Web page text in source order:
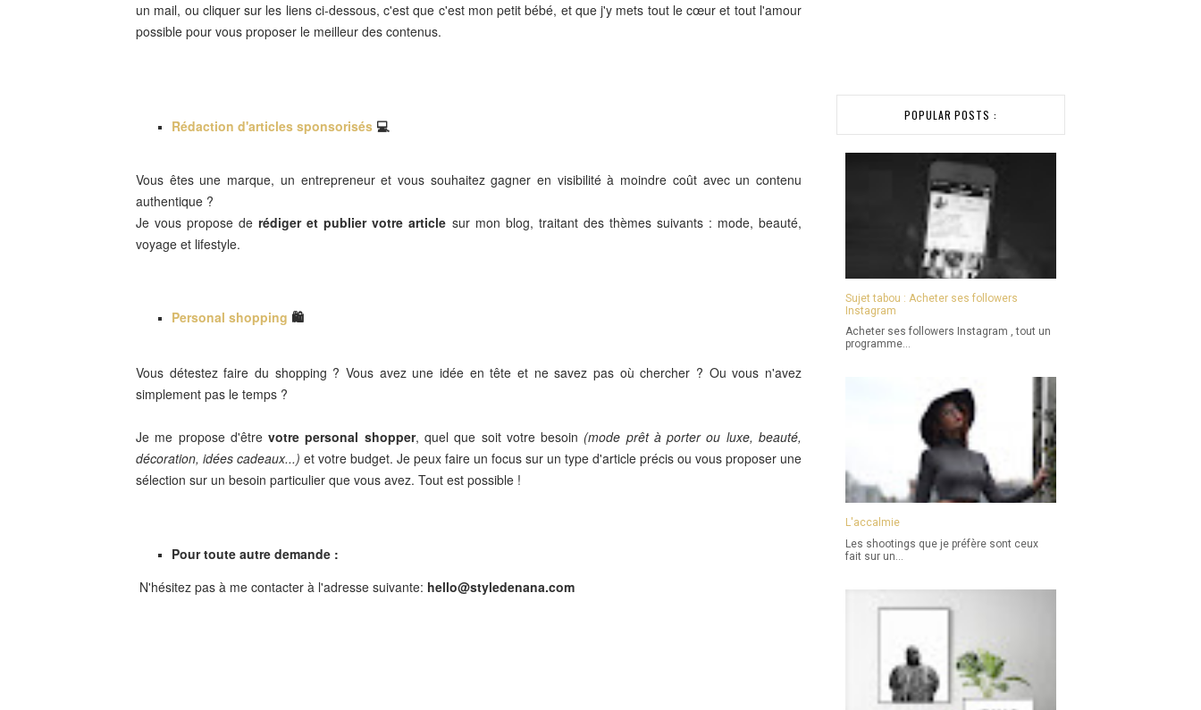
un mail, ou cliquer sur les liens ci-dessous, c'est que c'est mon petit bébé, et que j'y mets tout le cœur et tout l'amour
possible pour vous proposer le meilleur des contenus.
Rédaction d'articles sponsorisés 💻
Vous êtes une marque, un entrepreneur et vous souhaitez gagner en visibilité à moindre coût avec un contenu
authentique ?
Je vous propose derédiger et publier votre article sur mon blog, traitant des thèmes suivants : mode, beauté,
voyage et lifestyle.
Personal shopping 🛍
Vous détestez faire du shopping ? Vous avez une idée en tête et ne savez pas où chercher ? Ou vous n'avez
simplement pas le temps ?
Je me propose d'êtrevotre personal shopper, quel que soit votre besoin (mode prêt à porter ou luxe, beauté,
décoration, idées cadeaux...) et votre budget. Je peux faire un focus sur un type d'article précis ou vous proposer une
sélection sur un besoin particulier que vous avez. Tout est possible !
Pour toute autre demande :
N'hésitez pas à me contacter à l'adresse suivante: hello@styledenana.com
POPULAR POSTS :
Sujet tabou : Acheter ses followers
Instagram
Acheter ses followers Instagram , tout un
programme...
L'accalmie
Les shootings que je préfère sont ceux
fait sur un...